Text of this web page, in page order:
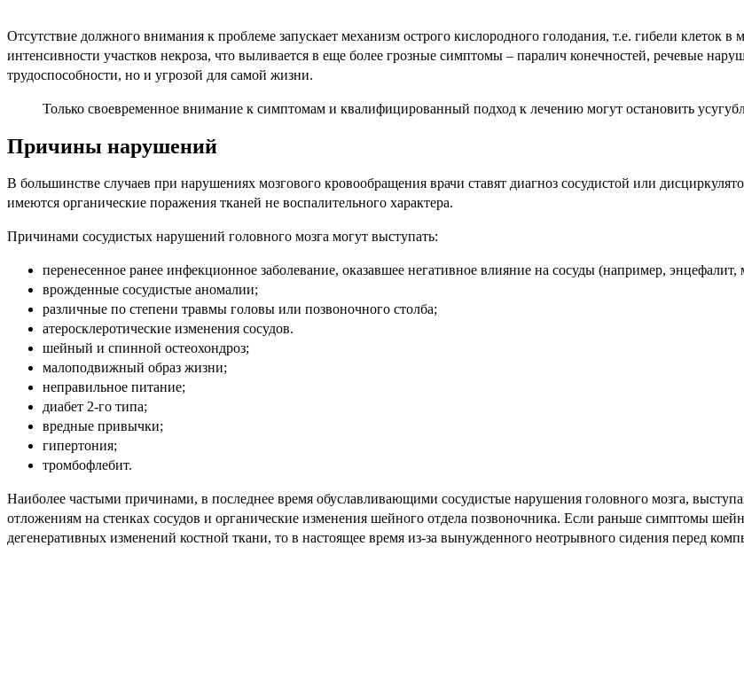
Отсутствие должного внимания к проблеме запускает механизм острого кислородного голодания, т.е. гибели клеток
интенсивности участков некроза, что выливается в еще более грозные симптомы – паралич конечностей, речевые
трудоспособности, но и угрозой для самой жизни.
Только своевременное внимание к симптомам и квалифицированный подход к лечению могут остановить
Причины нарушений
В большинстве случаев при нарушениях мозгового кровообращения врачи ставят диагноз сосудистой или
имеются органические поражения тканей не воспалительного характера.
Причинами сосудистых нарушений головного мозга могут выступать:
перенесенное ранее инфекционное заболевание, оказавшее негативное влияние на сосуды (например, энцефалит,
врожденные сосудистые аномалии;
различные по степени травмы головы или позвоночного столба;
атеросклеротические изменения сосудов.
шейный и спинной остеохондроз;
малоподвижный образ жизни;
неправильное питание;
диабет 2-го типа;
вредные привычки;
гипертония;
тромбофлебит.
Наиболее частыми причинами, в последнее время обуславливающими сосудистые нарушения головного мозга,
отложениям на стенках сосудов и органические изменения шейного отдела позвоночника. Если раньше симптомы
дегенеративных изменений костной ткани, то в настоящее время из-за вынужденного неотрывного сидения перед